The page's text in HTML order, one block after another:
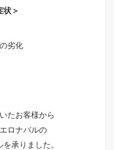
状＞
の劣化
たお客様から
ロナバルの
承りました。